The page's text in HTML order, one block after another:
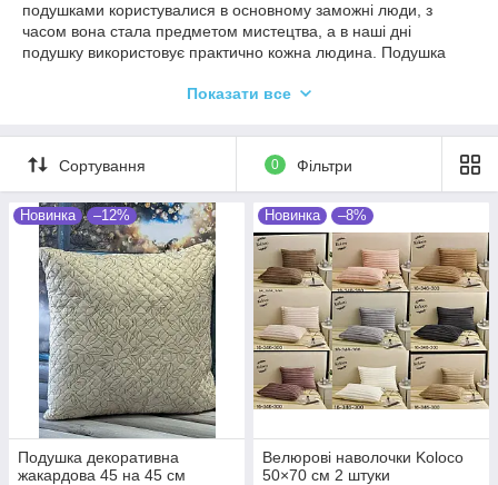
подушками користувалися в основному заможні люди, з
часом вона стала предметом мистецтва, а в наші дні
подушку використовує практично кожна людина. Подушка
високоякісні вироби, адже від повноцінного відпочинку
придбати подушки з різними наповнювачами відомих
виробників.
Показати все
Сортування 0 Фільтри
Новинка –12%
Подушка декоративна
жакардова 45 на 45 см
Новинка –8%
Велюрові наволочки Koloco
50×70 см 2 штуки